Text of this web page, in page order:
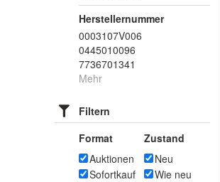
Herstellernummer
0003107V006
0445010096
7736701341
Mehr
Filtern
Format
Auktionen
Sofortkauf
Zustand
Neu
Wie neu